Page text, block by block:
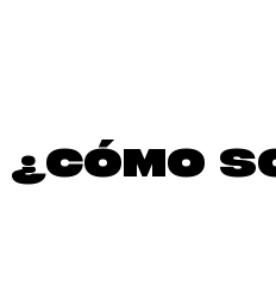
¿CÓMO